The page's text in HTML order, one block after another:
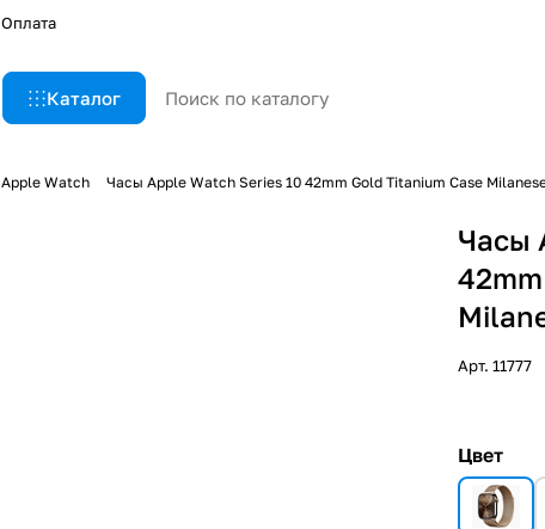
Оплата
Каталог
Apple Watch Часы Apple Watch Series 10 42mm Gold Titanium Case
Часы
Арт.11777
Цвет